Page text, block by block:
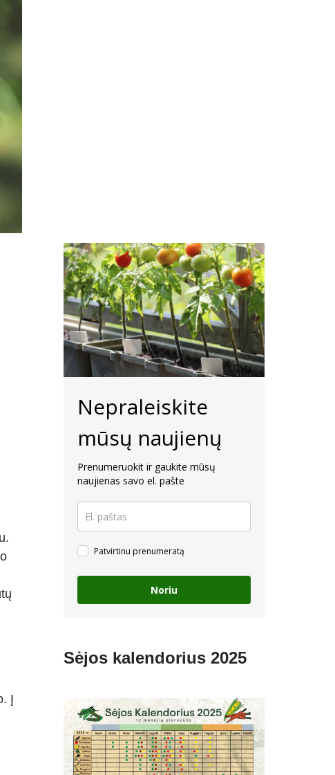
Į
Nepraleiskite
mūsų naujienų
Prenumeruokit ir gaukite mūsų
naujienas savo el. pašte
Patvirtinu prenumeratą
Noriu
Sėjos kalendorius 2025